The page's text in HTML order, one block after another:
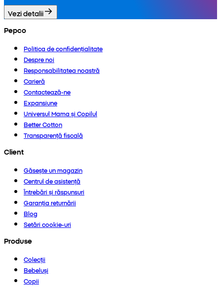
Vezi detalii
Pepco
Politica de confidențialitate
Despre noi
Responsabilitatea noastră
Carieră
Contactează-ne
Expansiune
Universul Mama și Copilul
Better Cotton
Transparență fiscală
Client
Găsește un magazin
Centrul de asistență
Întrebări și răspunsuri
Garanția returnării
Blog
Setări cookie-uri
Produse
Colecții
Bebeluși
Copii